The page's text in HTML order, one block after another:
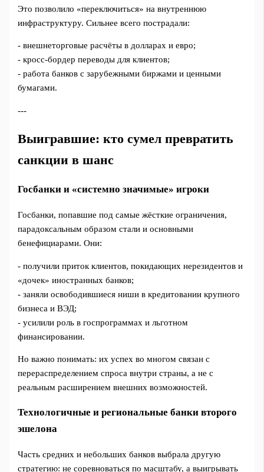
Это позволило «переключиться» на внутреннюю
инфраструктуру. Сильнее всего пострадали:
- внешнеторговые расчёты в долларах и евро;
- кросс‑бордер переводы для клиентов;
- работа банков с зарубежными биржами и ценными
бумагами.
---
Выигравшие: кто сумел превратить
санкции в шанс
Госбанки и «системно значимые» игроки
Госбанки, попавшие под самые жёсткие ограничения,
парадоксальным образом стали и основными
бенефициарами. Они:
- получили приток клиентов, покидающих нерезидентов и
«дочек» иностранных банков;
- заняли освободившиеся ниши в кредитовании крупного
бизнеса и ВЭД;
- усилили роль в госпрограммах и льготном
финансировании.
Но важно понимать: их успех во многом связан с
перераспределением спроса внутри страны, а не с
реальным расширением внешних возможностей.
Технологичные и региональные банки второго
эшелона
Часть средних и небольших банков выбрала другую
стратегию: не соревноваться по масштабу, а выигрывать